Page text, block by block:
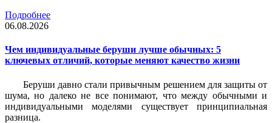
Подробнее
06.08.2026
Чем индивидуальные беруши лучше обычных: 5
ключевых отличий, которые меняют качество жизни
Беруши давно стали привычным решением для защиты от
шума, но далеко не все понимают, что между обычными и
индивидуальными моделями существует принципиальная
разница.